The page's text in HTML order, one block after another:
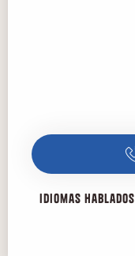
Idiomas hablados
Idiomas hablados